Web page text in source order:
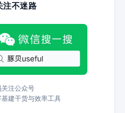
注不迷路
关注公众号
建干货与效率工具